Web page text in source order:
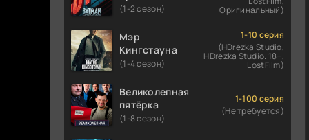
плаще
(1-2 сезон) Оригинальный)
Мэр
Кингстауна
(1-4 сезон)
1-10 серия
(HDrezka Studio,
HDrezka Studio. 18+,
LostFilm)
Великолепная
пятёрка
(1-8 сезон)
1-100 серия
(Не требуется)